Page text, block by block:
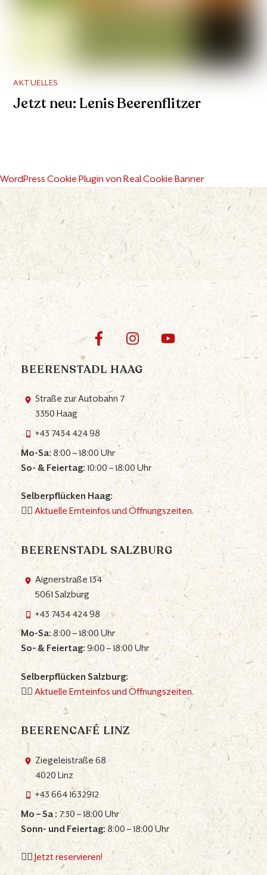
AKTUELLES
Jetzt neu: Lenis Beerenflitzer
WordPress Cookie Plugin von Real Cookie Banner
BEERENSTADL HAAG
Straße zur Autobahn 7
3350 Haag
+43 7434 424 98
Mo-Sa:8:00 – 18:00 Uhr
So- & Feiertag:10:00 – 18:00 Uhr
Selberpflücken Haag:
👉🏼Aktuelle Ernteinfos und Öffnungszeiten.
BEERENSTADL SALZBURG
Aignerstraße 134
5061 Salzburg
+43 7434 424 98
Mo-Sa:8:00 – 18:00 Uhr
So- & Feiertag:9:00 – 18:00 Uhr
Selberpflücken Salzburg:
👉🏼Aktuelle Ernteinfos und Öffnungszeiten.
BEERENCAFÉ LINZ
Ziegeleistraße 68
4020 Linz
+43 664 1632912
Mo – Sa : 7:30 – 18:00 Uhr
Sonn- und Feiertag:8:00 – 18:00 Uhr
👉🏼Jetzt reservieren!